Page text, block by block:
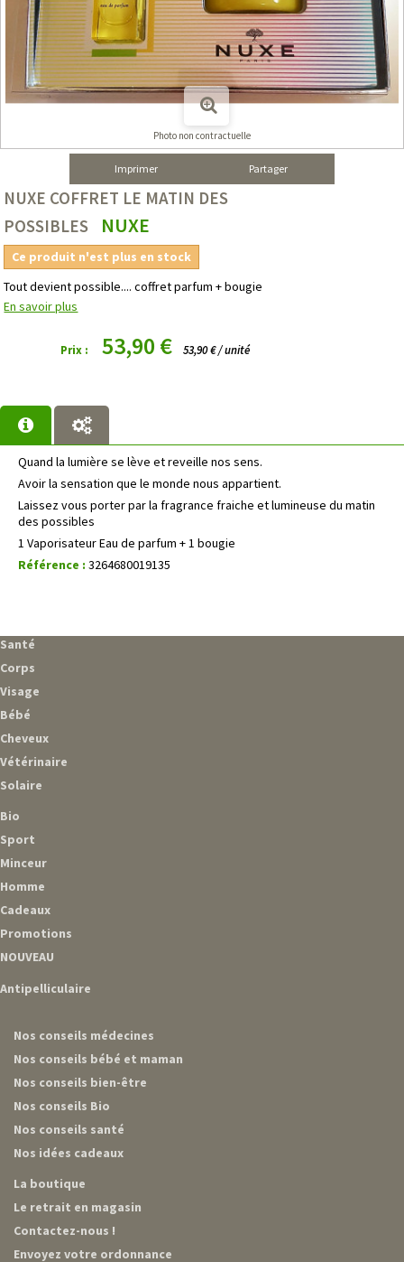
Photo non contractuelle
Imprimer Partager
NUXE COFFRET LE MATIN DES
POSSIBLES
NUXE
Ce produit n'est plus en stock
Tout devient possible.... coffret parfum + bougie
En savoir plus
Prix : 53,90 € 53,90 € / unité
Quand la lumière se lève et reveille nos sens.
Avoir la sensation que le monde nous appartient.
Laissez vous porter par la fragrance fraiche et lumineuse du matin
des possibles
1 Vaporisateur Eau de parfum + 1 bougie
Référence : 3264680019135
Santé
Corps
Visage
Bébé
Cheveux
Vétérinaire
Solaire
Bio
Sport
Minceur
Homme
Cadeaux
Promotions
NOUVEAU
Antipelliculaire
Nos conseils médecines
Nos conseils bébé et maman
Nos conseils bien-être
Nos conseils Bio
Nos conseils santé
Nos idées cadeaux
La boutique
Le retrait en magasin
Contactez-nous !
Envoyez votre ordonnance